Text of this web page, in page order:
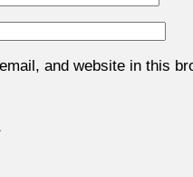
and website in this